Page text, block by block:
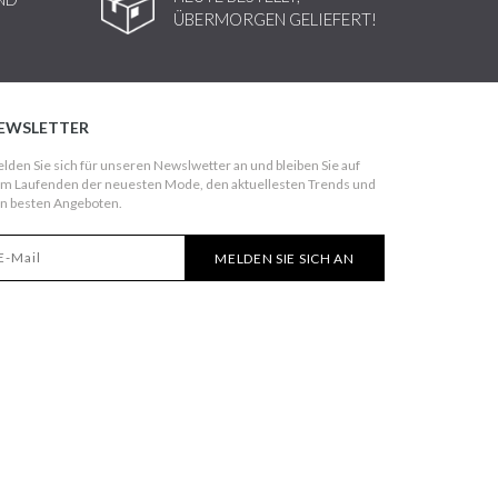
ÜBERMORGEN GELIEFERT!
Sie sich für unseren Newslwetter an und bleiben Sie auf
Laufenden der neuesten Mode, den aktuellesten Trends und
besten Angeboten.
MELDEN SIE SICH AN